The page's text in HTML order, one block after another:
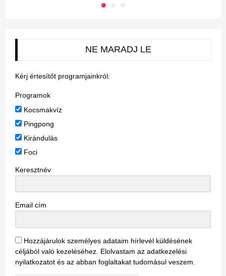
NE MARADJ LE
Kérj értesítőt programjainkról:
Programok
Kocsmakvíz
Pingpong
Kirándulás
Foci
Keresztnév
Email cím
Hozzájárulok személyes adataim hírlevél küldésének
céljából való kezeléséhez. Elolvastam az adatkezelési
nyilatkozatot és az abban foglaltakat tudomásul veszem.